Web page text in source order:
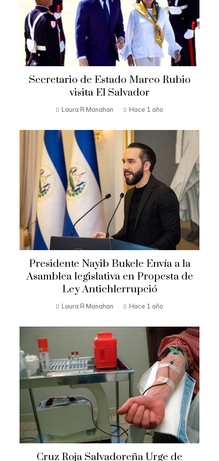
Secretario de Estado Marco Rubio
visita El Salvador
Laura R Manahan Hace 1 año
Presidente Nayib Bukele Envía a la
Asamblea legislativa en Propesta de
Ley Antichlerrupció
Laura R Manahan Hace 1 año
Cruz Roja Salvadoreña Urge de